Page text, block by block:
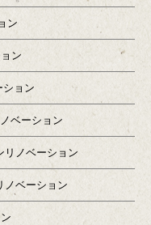
ン
ン
ション
ベーション
リノベーション
ノベーション